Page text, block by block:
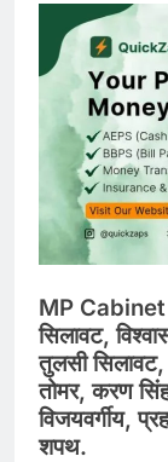
MP Cabinet
सिलावट,
तुलसी सिलावट,
तोमर, करण
विजयवर्गीय,
शपथ.